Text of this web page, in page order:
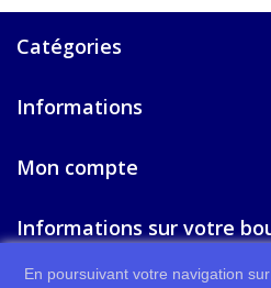
Catégories
Informations
Mon compte
Informations sur votre
En poursuivant votre navigation